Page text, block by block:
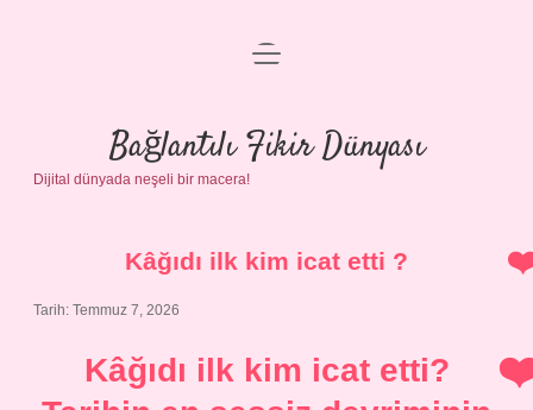
Anasayfa
Gizlilik Politikası
Yasal Uyarı
menüyü
Bağlantılı Fikir Dünyası
Dijital dünyada neşeli bir macera!
Kâğıdı ilk kim icat etti ?
Tarih: Temmuz 7, 2026
Kâğıdı ilk kim icat etti?